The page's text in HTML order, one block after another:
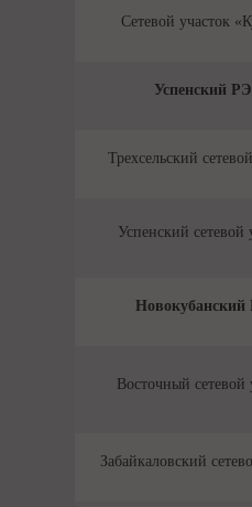
Сетевой участок
Успенский
Трехсельский
Успенский сетевой
Восточный сетевой
Забайкаловский